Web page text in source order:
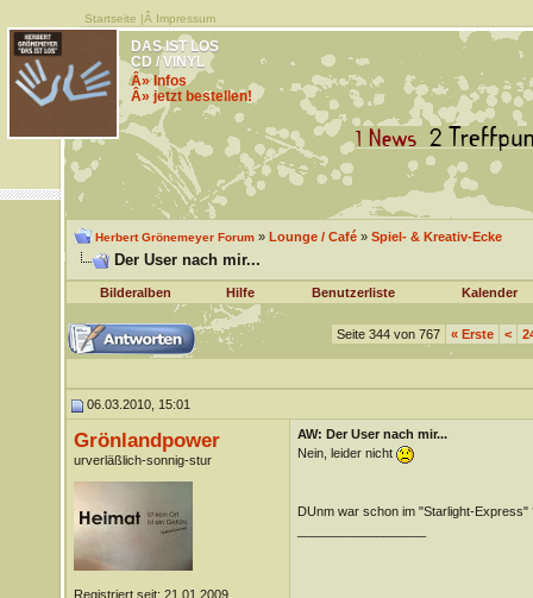
Startseite |Â Impressum
DAS IST LOS
CD / VINYL
Â» Infos
Â» jetzt bestellen!
Herbert Grönemeyer Forum» Lounge / Café» Spiel- & Kreativ-Ecke
Der User nach mir...
Bilderalben Hilfe Benutzerliste Kalender
Seite 344 von 767 «Erste <
06.03.2010, 15:01
Grönlandpower
urverläßlich-sonnig-stur
Registriert seit: 21.01.2009
AW: Der User nach mir...
Nein, leider nicht
DUnm war schon im "Starlight-Express"